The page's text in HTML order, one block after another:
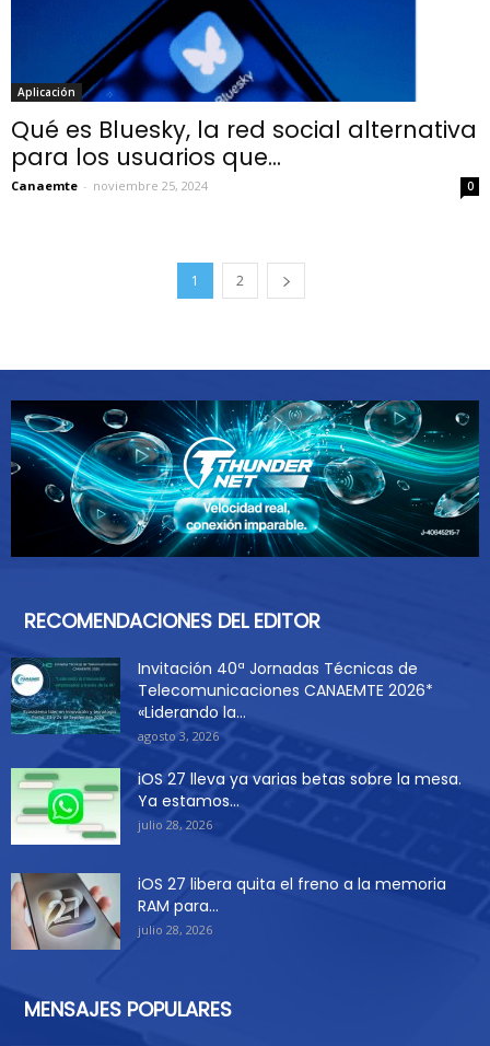
Aplicación
Qué es Bluesky, la red social alternativa
para los usuarios que...
Canaemte - noviembre 25, 2024 0
1 2
RECOMENDACIONES DEL EDITOR
Invitación 40ª Jornadas Técnicas de
Telecomunicaciones CANAEMTE 2026*
«Liderando la...
agosto 3, 2026
iOS 27 lleva ya varias betas sobre la mesa.
Ya estamos...
julio 28, 2026
iOS 27 libera quita el freno a la memoria
RAM para...
julio 28, 2026
MENSAJES POPULARES